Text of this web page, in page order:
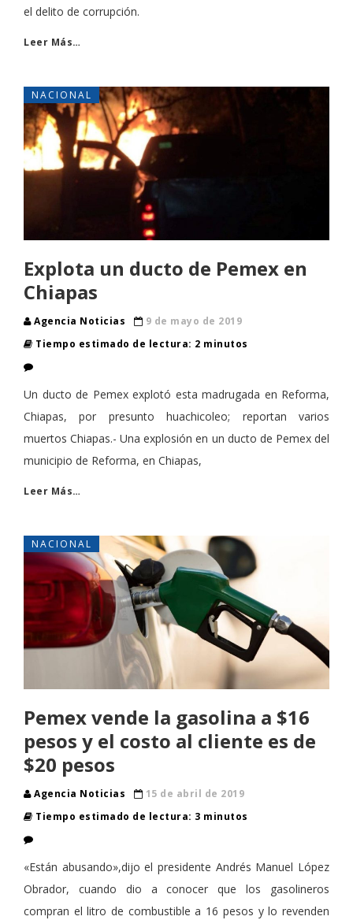
el delito de corrupción.
Leer Más…
NACIONAL
Explota un ducto de Pemex en
Chiapas
Agencia Noticias
9 de mayo de 2019
Tiempo estimado de lectura: 2 minutos
Un ducto de Pemex explotó esta madrugada en Reforma,
Chiapas, por presunto huachicoleo; reportan varios
muertos Chiapas.- Una explosión en un ducto de Pemex del
municipio de Reforma, en Chiapas,
Leer Más…
NACIONAL
Pemex vende la gasolina a $16
pesos y el costo al cliente es de
$20 pesos
Agencia Noticias
15 de abril de 2019
Tiempo estimado de lectura: 3 minutos
«Están abusando»,dijo el presidente Andrés Manuel López
Obrador, cuando dio a conocer que los gasolineros
compran el litro de combustible a 16 pesos y lo revenden